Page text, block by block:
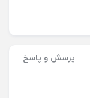
پرسش و پاسخ